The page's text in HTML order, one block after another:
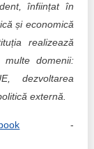
înființat în
și economică
realizează
domenii:
dezvoltarea
externă.
-